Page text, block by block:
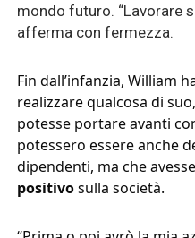
mondo futuro. “Lavorare
afferma con fermezza.
Fin dall’infanzia, William
realizzare qualcosa di
potesse portare avanti
potessero essere anche
dipendenti, ma che
positivosulla società.